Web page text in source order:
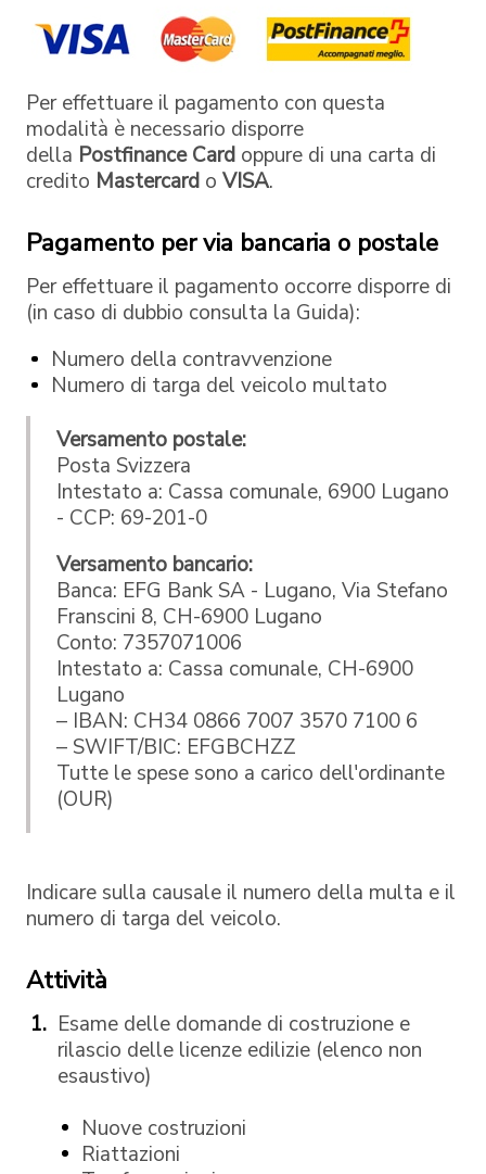
Per effettuare il pagamento con questa
modalità è necessario disporre
della Postfinance Card oppure di una carta di
credito Mastercard o VISA.
Pagamento per via bancaria o postale
Per effettuare il pagamento occorre disporre di
(in caso di dubbio consulta la Guida):
Numero della contravvenzione
Numero di targa del veicolo multato
Versamento postale:
Posta Svizzera
Intestato a: Cassa comunale, 6900 Lugano
- CCP: 69-201-0
Versamento bancario:
Banca: EFG Bank SA - Lugano, Via Stefano
Franscini 8, CH-6900 Lugano
Conto: 7357071006
Intestato a: Cassa comunale, CH-6900
Lugano
– IBAN: CH34 0866 7007 3570 7100 6
– SWIFT/BIC: EFGBCHZZ
Tutte le spese sono a carico dell'ordinante
(OUR)
Indicare sulla causale il numero della multa e il
numero di targa del veicolo.
Attività
Esame delle domande di costruzione e
rilascio delle licenze edilizie (elenco non
esaustivo)
Nuove costruzioni
Riattazioni